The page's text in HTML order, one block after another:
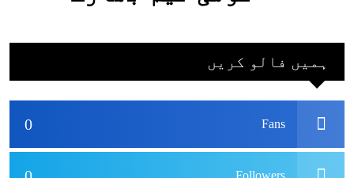
بھارتی ٹیم پاکستان
نہ آئے، محسن نقوی
ہمیں فالو کریں
0 Fans
Followers